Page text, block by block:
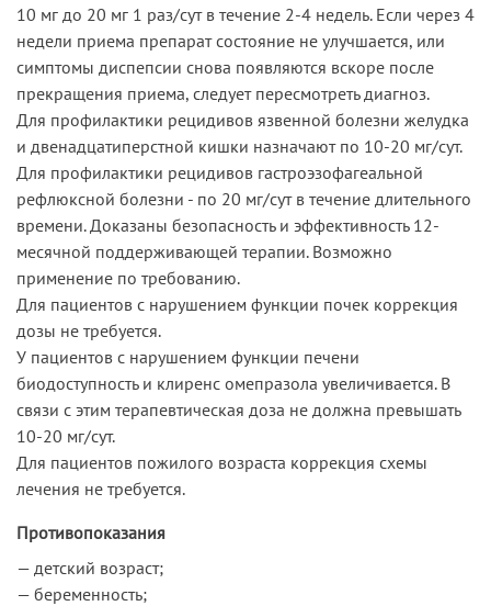
10 мг до 20 мг 1 раз/сут в течение 2-4 недель. Если через 4
недели приема препарат состояние не улучшается, или
симптомы диспепсии снова появляются вскоре после
прекращения приема, следует пересмотреть диагноз.
Для профилактики рецидивов язвенной болезни желудка
и двенадцатиперстной кишки назначают по 10-20 мг/сут.
Для профилактики рецидивов гастроэзофагеальной
рефлюксной болезни - по 20 мг/сут в течение длительного
времени. Доказаны безопасность и эффективность 12-
месячной поддерживающей терапии. Возможно
применение по требованию.
Для пациентов с нарушением функции почек коррекция
дозы не требуется.
У пациентов с нарушением функции печени
биодоступность и клиренс омепразола увеличивается. В
связи с этим терапевтическая доза не должна превышать
10-20 мг/сут.
Для пациентов пожилого возраста коррекция схемы
лечения не требуется.
Противопоказания
— детский возраст;
— беременность;